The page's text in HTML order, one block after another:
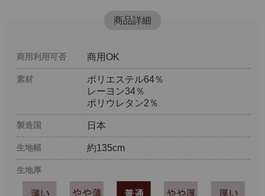
商品詳細
商用利用可否 商用OK
素材
ポリエステル64％
レーヨン34％
ポリウレタン2％
製造国 日本
生地幅 約135cm
生地厚